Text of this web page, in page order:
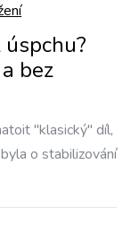
bez
"klasický" díl,
o stabilizování